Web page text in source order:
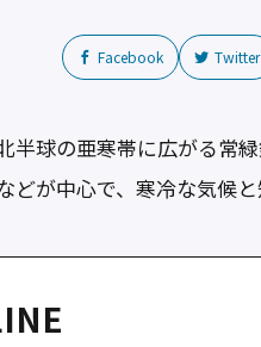
Facebook Twitter
半球の亜寒帯に広がる常緑
どが中心で、寒冷な気候と